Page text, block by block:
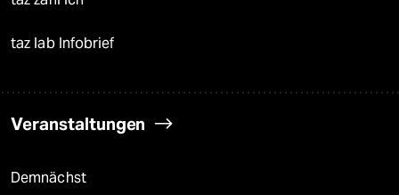
taz lab Infobrief
Veranstaltungen
Demnächst